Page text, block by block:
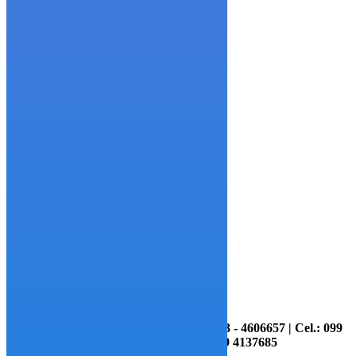
Información y Contactos: (04) - 4606643 - 4606657 | Cel.: 099
7095947 - 099 4135575 - 099 4137685